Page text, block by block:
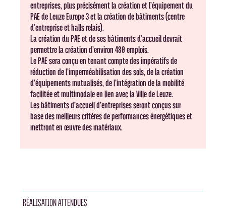
entreprises, plus précisément la création et l’équipement du
PAE de Leuze Europe 3 et la création de bâtiments (centre
d’entreprise et halls relais).
La création du PAE et de ses bâtiments d’accueil devrait
permettre la création d’environ 480 emplois.
Le PAE sera conçu en tenant compte des impératifs de
réduction de l’imperméabilisation des sols, de la création
d’équipements mutualisés, de l’intégration de la mobilité
facilitée et multimodale en lien avec la Ville de Leuze.
Les bâtiments d’accueil d’entreprises seront conçus sur
base des meilleurs critères de performances énergétiques et
mettront en œuvre des matériaux.
RÉALISATION ATTENDUES